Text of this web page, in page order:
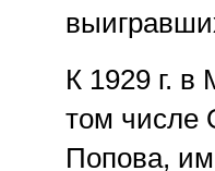
К 1929 г. в
том числе
Попова,